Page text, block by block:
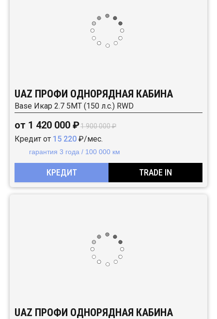
UAZ ПРОФИ ОДНОРЯДНАЯ КАБИНА
Base Икар 2.7 5MT (150 л.с.) RWD
от 1 420 000 ₽1 900 000 ₽
Кредит от 15 220 ₽/мес.
гарантия 3 года / 100 000 км
КРЕДИТ TRADE IN
UAZ ПРОФИ ОДНОРЯДНАЯ КАБИНА